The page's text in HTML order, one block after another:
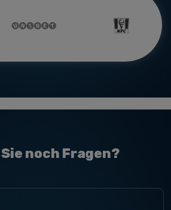
noch Fragen?